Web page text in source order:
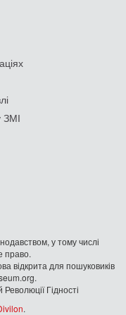
ЗМІ
у тому числі
право.
відкрита для пошуковиків
Гідності
.